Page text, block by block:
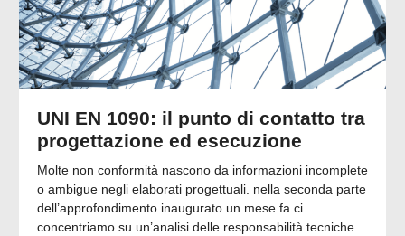
UNI EN 1090: il punto di contatto tra
progettazione ed esecuzione
Molte non conformità nascono da informazioni incomplete
o ambigue negli elaborati progettuali. nella seconda parte
dell’approfondimento inaugurato un mese fa ci
concentriamo su un’analisi delle responsabilità tecniche